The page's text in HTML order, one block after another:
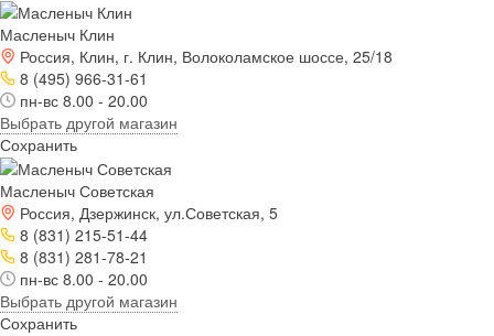
Масленыч Клин
Россия, Клин, г. Клин, Волоколамское шоссе, 25/18
8 (495) 966-31-61
пн-вс 8.00 - 20.00
Выбрать другой магазин
Сохранить
Масленыч Советская
Россия, Дзержинск, ул.Советская, 5
8 (831) 215-51-44
8 (831) 281-78-21
пн-вс 8.00 - 20.00
Выбрать другой магазин
Сохранить